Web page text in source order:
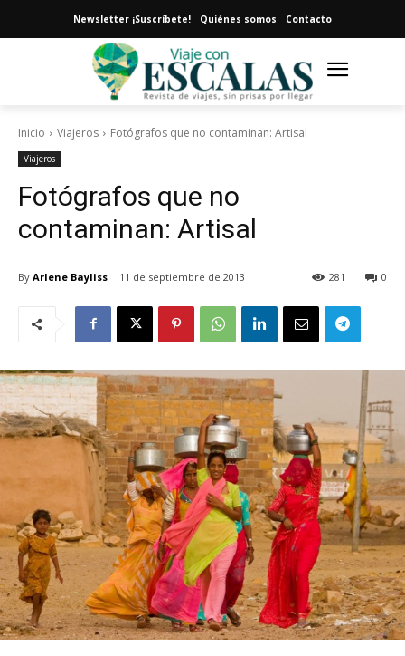
Newsletter ¡Suscríbete! Quiénes somos Contacto
Inicio Viajeros Fotógrafos que no contaminan: Artisal
Viajeros
Fotógrafos que no
contaminan: Artisal
By Arlene Bayliss 11 de septiembre de 2013 0
281